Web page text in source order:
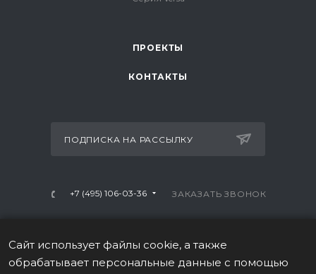
ПРОЕКТЫ
КОНТАКТЫ
ПОДПИСКА НА РАССЫЛКУ
+7 (495) 106-03-36 ЗАКАЗАТЬ ЗВОНОК
г. Москва, Варшавское ш., 28А, 1 этаж
Сайт использует файлы cookie, а также
обрабатывает персональные данные с помощью